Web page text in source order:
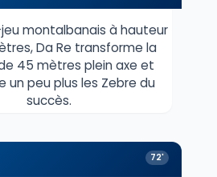
jeu montalbanais à hauteur
Da Re transforme la
45 mètres plein axe et
un peu plus les Zebre du
succès.
72'